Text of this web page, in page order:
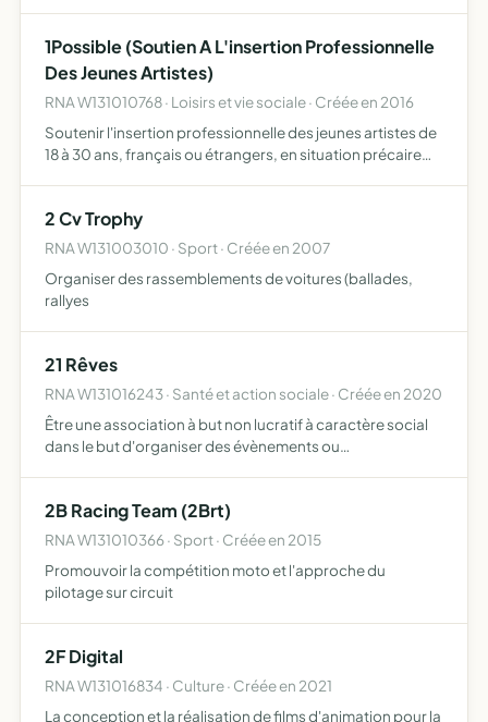
1Possible (Soutien A L'insertion Professionnelle
Des Jeunes Artistes)
RNA W131010768 · Loisirs et vie sociale · Créée en 2016
Soutenir l'insertion professionnelle des jeunes artistes de
18 à 30 ans, français ou étrangers, en situation précaire
2 Cv Trophy
RNA W131003010 · Sport · Créée en 2007
Organiser des rassemblements de voitures (ballades,
rallyes
21 Rêves
RNA W131016243 · Santé et action sociale · Créée en 2020
Être une association à but non lucratif à caractère social
dans le but d'organiser des évènements ou
2B Racing Team (2Brt)
RNA W131010366 · Sport · Créée en 2015
Promouvoir la compétition moto et l'approche du
pilotage sur circuit
2F Digital
RNA W131016834 · Culture · Créée en 2021
La conception et la réalisation de films d'animation pour la